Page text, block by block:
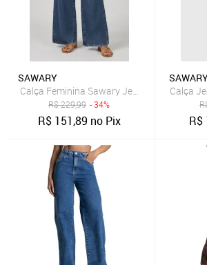
SAWARY
Calça Feminina Sawary Jeans Wide Leg
R$229,99 - 34%
R$ 151,89 no Pix
Calça
R$